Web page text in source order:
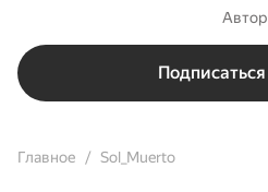
Автор
Подписаться
Главное Sol_Muerto